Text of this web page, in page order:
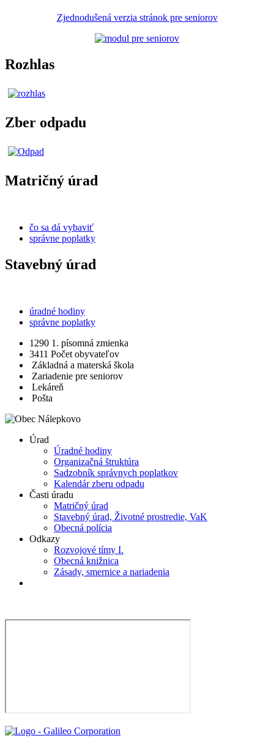
Zjednodušená verzia stránok pre seniorov
Rozhlas
Zber odpadu
Matričný úrad
čo sa dá vybaviť
správne poplatky
Stavebný úrad
úradné hodiny
správne poplatky
1290 1. písomná zmienka
3411 Počet obyvateľov
Základná a materská škola
Zariadenie pre seniorov
Lekáreň
Pošta
Úrad
Úradné hodiny
Organizačná štruktúra
Sadzobník správnych poplatkov
Kalendár zberu odpadu
Časti úradu
Matričný úrad
Stavebný úrad, Životné prostredie, VaK
Obecná polícia
Odkazy
Rozvojové tímy I.
Obecná knižnica
Zásady, smernice a nariadenia